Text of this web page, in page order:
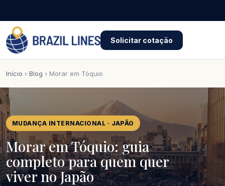
Solicitar cotação
Início › Blog › Morar em Tóquio
MUDANÇA INTERNACIONAL · JAPÃO
Morar em Tóquio: guia
completo para quem quer
viver no Japão